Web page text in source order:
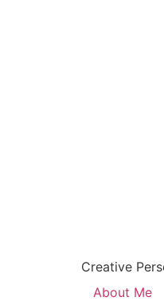
Creative
About Me